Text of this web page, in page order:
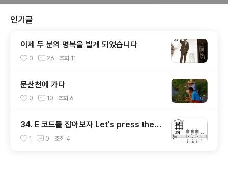
인기글
이제 두 분의 명복을 빌게 되었습니다
0 26 조회 11
문산천에 가다
0 10 조회 6
34. E 코드를 잡아보자 Let's press the E
chord
1 0 조회 4